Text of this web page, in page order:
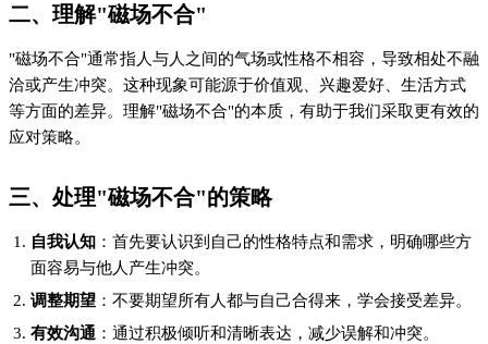
二、理解"磁场不合"
"磁场不合"通常指人与人之间的气场或性格不相容，导致相处不融
洽或产生冲突。这种现象可能源于价值观、兴趣爱好、生活方式
等方面的差异。理解"磁场不合"的本质，有助于我们采取更有效的
应对策略。
三、处理"磁场不合"的策略
自我认知 ：首先要认识到自己的性格特点和需求，明确哪些方
面容易与他人产生冲突。
调整期望 ：不要期望所有人都与自己合得来，学会接受差异。
有效沟通 ：通过积极倾听和清晰表达，减少误解和冲突。